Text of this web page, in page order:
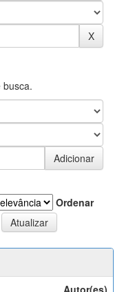
busca.
Ordenar
Autor(es)